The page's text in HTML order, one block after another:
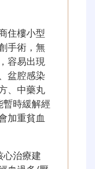
住樓小型
手術，無
容易出現
盆腔感染
、中藥丸
時緩解經
加重貧血
心治療建